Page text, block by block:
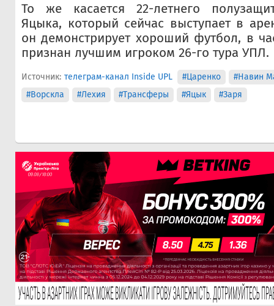
То же касается 22-летнего
Яцыка, который сейчас выступает в
он демонстрирует хороший футбол, в
признан лучшим игроком 26-го тура УПЛ.
Источник: телеграм-канал Inside UPL #Царенко
#Навин
#Ворскла
#Лехия #Трансферы #Яцык #Заря